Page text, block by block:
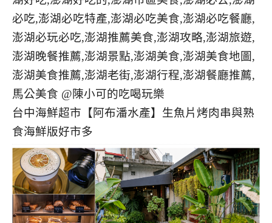
台中海鮮超市【阿布潘水產】生魚片烤肉串與熟
食海鮮版好市多